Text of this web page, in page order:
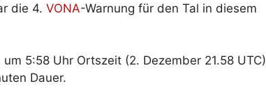
die 4. VONA-Warnung für den Tal in diesem
5:58 Uhr Ortszeit (2. Dezember 21.58 UTC)
Dauer.